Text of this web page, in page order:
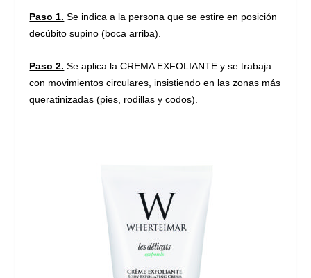
Paso 1. Se indica a la persona que se estire en posición
decúbito supino (boca arriba).
Paso 2. Se aplica la CREMA EXFOLIANTE y se trabaja
con movimientos circulares, insistiendo en las zonas más
queratinizadas (pies, rodillas y codos).